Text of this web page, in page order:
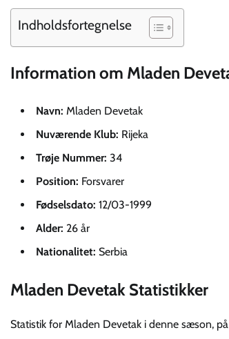
Indholdsfortegnelse
Information om Mladen
Navn: Mladen Devetak
Nuværende Klub: Rijeka
Trøje Nummer: 34
Position: Forsvarer
Fødselsdato: 12/03-1999
Alder: 26 år
Nationalitet: Serbia
Mladen Devetak Statistikker
Statistik for Mladen Devetak i denne sæson,